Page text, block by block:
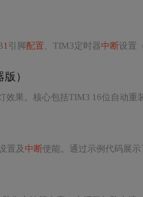
1引脚配置 、TIM3定时器中断设置（含
）
效果。核心包括TIM3 16位自动重
置及中断使能。通过示例代码展示了如何设置波特率、数据